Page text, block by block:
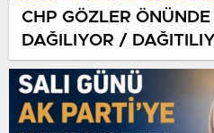
CHP GÖZLER
DAĞILIYOR /